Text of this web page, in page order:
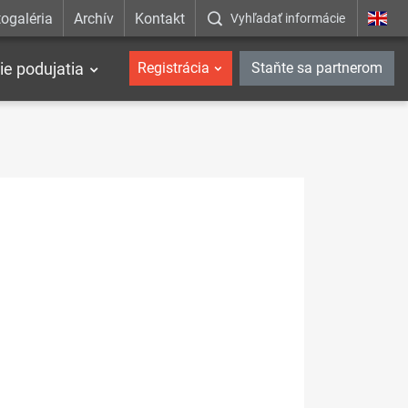
Archív Kontakt Vyhľadať informácie
podujatia Registrácia Staňte sa partnerom